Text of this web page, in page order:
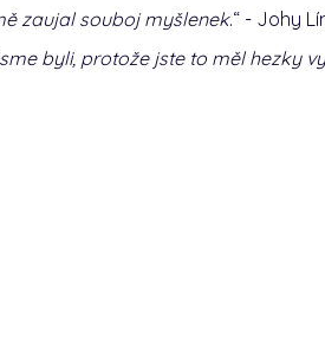
zaujal souboj myšlenek.“ - Johy
byli, protože jste to měl hezky